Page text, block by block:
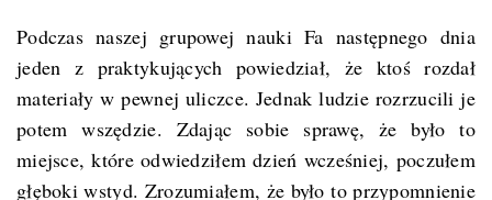
Podczas naszej grupowej nauki Fa następnego dnia
jeden z praktykujących powiedział, że ktoś rozdał
materiały w pewnej uliczce. Jednak ludzie rozrzucili je
potem wszędzie. Zdając sobie sprawę, że było to
miejsce, które odwiedziłem dzień wcześniej, poczułem
głęboki wstyd. Zrozumiałem, że było to przypomnienie